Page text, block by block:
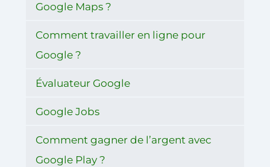
Google Maps ?
Comment travailler en ligne pour
Google ?
Évaluateur Google
Google Jobs
Comment gagner de l’argent avec
Google Play ?